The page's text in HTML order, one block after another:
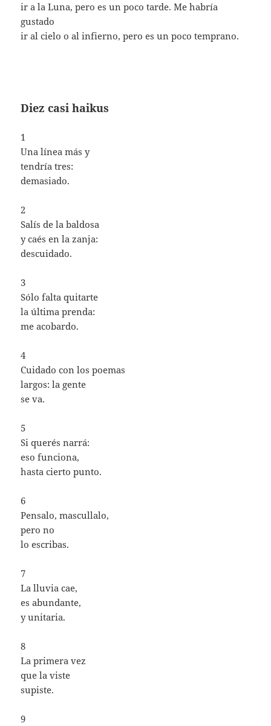
ir a la Luna, pero es un poco tarde. Me habría
gustado
ir al cielo o al infierno, pero es un poco temprano.
Diez casi haikus
1
Una línea más y
tendría tres:
demasiado.
2
Salís de la baldosa
y caés en la zanja:
descuidado.
3
Sólo falta quitarte
la última prenda:
me acobardo.
4
Cuidado con los poemas
largos: la gente
se va.
5
Si querés narrá:
eso funciona,
hasta cierto punto.
6
Pensalo, mascullalo,
pero no
lo escribas.
7
La lluvia cae,
es abundante,
y unitaria.
8
La primera vez
que la viste
supiste.
9